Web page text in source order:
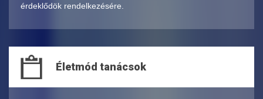
érdeklődök rendelkezésére.
Életmód tanácsok